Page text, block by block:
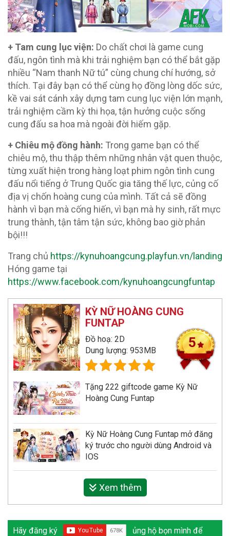
+ Tam cung lục viện: Do chất chơi là game cung
đấu, ngôn tình mà khi trải nghiệm bạn có thể bắt gặp
nhiều “Nam thanh Nữ tú” cùng chung chí hướng, sở
thích. Tại đây bạn có thể cùng họ đồng lòng dốc sức,
kề vai sát cánh xây dựng tam cung lục viện lớn mạnh,
trải nghiệm cầm kỳ thi họa, tận hưởng cuộc sống
cung đấu sa hoa mà ngoài đời hiếm gặp.
+ Chiêu mộ đồng hành: Trong game bạn có thể
chiêu mộ, thu thập thêm những nhân vật quen thuộc,
từng xuất hiện trong hàng loạt phim ngôn tình cung
đấu nổi tiếng ở Trung Quốc gia tăng thế lực, củng cố
địa vị chốn hoàng cung của mình. Tất cả sẽ đồng
hành vì bạn mà cống hiến, vì bạn mà hy sinh, rất mực
trung thành, tận tâm tận sức, không bao giờ phản
bội!!!
Trang chủ https://kynuhoangcung.playfun.vn/landing
Hóng game tại
https://www.facebook.com/kynuhoangcungfuntap
KỲ NỮ HOÀNG CUNG
FUNTAP
Đồ hoạ: 2D
Dung lượng: 953MB
5
Tặng 222 giftcode game Kỳ Nữ
Hoàng Cung Funtap
Kỳ Nữ Hoàng Cung Funtap mở đăng
ký trước cho người dùng Android và
IOS
Xem thêm
Hãy đăng ký
ủng hộ bọn mình để